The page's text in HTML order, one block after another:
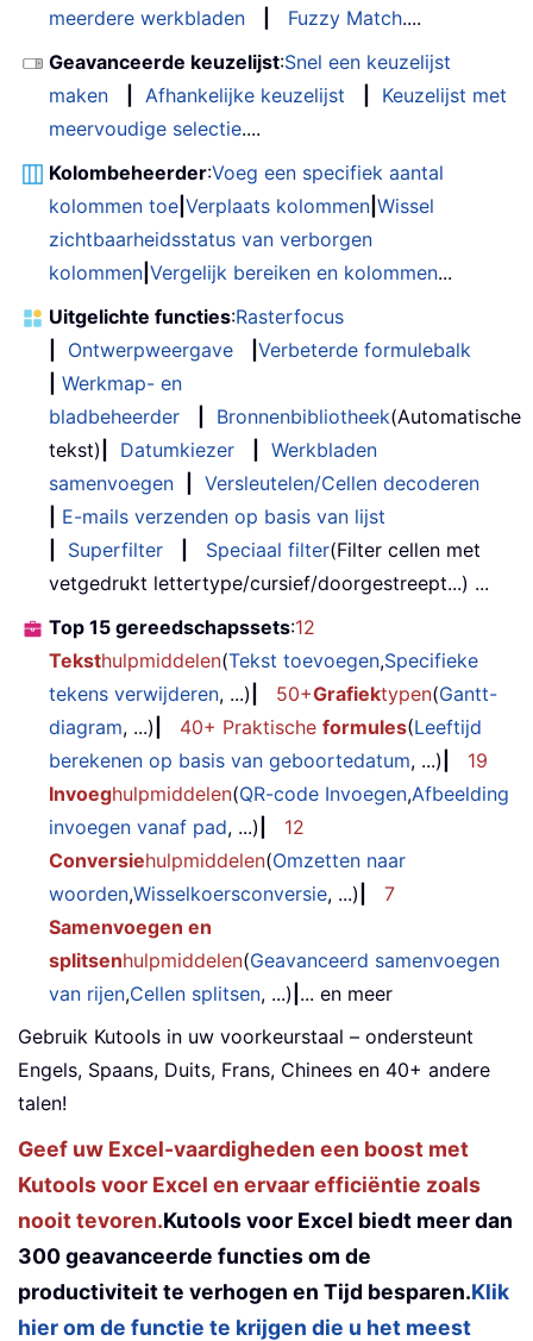
meerdere werkbladen Fuzzy Match....
Geavanceerde keuzelijst:Snel een keuzelijst
maken
Afhankelijke keuzelijst
Keuzelijst met
meervoudige selectie....
Kolombeheerder:Voeg een specifiek aantal
kolommen toe Verplaats kolommen Wissel
zichtbaarheidsstatus van verborgen
kolommen Vergelijk bereiken en kolommen...
Uitgelichte functies:Rasterfocus
Ontwerpweergave
Verbeterde formulebalk
Werkmap- en
bladbeheerder
Bronnenbibliotheek(Automatische
tekst)
Datumkiezer
Werkbladen
samenvoegen
Versleutelen/Cellen decoderen
E-mails verzenden op basis van lijst
Superfilter Speciaal filter(Filter cellen met
vetgedrukt lettertype/cursief/doorgestreept...) ...
Top 15 gereedschapssets:12
Teksthulpmiddelen(Tekst toevoegen,Specifieke
tekens verwijderen, ...) 50+Grafiektypen(Gantt-
diagram, ...) 40+ Praktische formules(Leeftijd
berekenen op basis van geboortedatum, ...)
19
Invoeghulpmiddelen(QR-code Invoegen,Afbeelding
invoegen vanaf pad, ...)
12
Conversiehulpmiddelen(Omzetten naar
woorden,Wisselkoersconversie, ...)
7
Samenvoegen en
splitsenhulpmiddelen(Geavanceerd samenvoegen
van rijen,Cellen splitsen, ...) ... en meer
Gebruik Kutools in uw voorkeurstaal – ondersteunt
Engels, Spaans, Duits, Frans, Chinees en 40+ andere
talen!
Geef uw Excel-vaardigheden een boost met
Kutools voor Excel en ervaar efficiëntie zoals
nooit tevoren.Kutools voor Excel biedt meer dan
300 geavanceerde functies om de
productiviteit te verhogen en Tijd besparen.Klik
hier om de functie te krijgen die u het meest